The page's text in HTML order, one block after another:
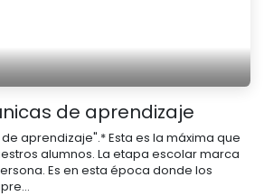
de aprendizaje
aprendizaje".* Esta es la máxima que
alumnos. La etapa escolar marca
Es en esta época donde los